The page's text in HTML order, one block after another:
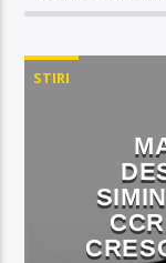
STIRI